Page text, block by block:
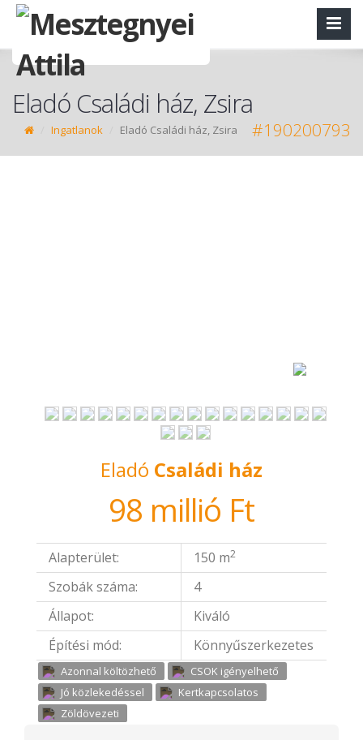
Eladó Családi ház, Zsira
Ingatlanok Eladó Családi ház, Zsira #190200793
Eladó Családi ház
98 millió Ft
Alapterület: 150 m2
Szobák száma:
4
Állapot:
Kiváló
Építési mód:
Könnyűszerkezetes
Azonnal költözhető
CSOK igényelhető
Jó közlekedéssel
Kertkapcsolatos
Zöldövezeti